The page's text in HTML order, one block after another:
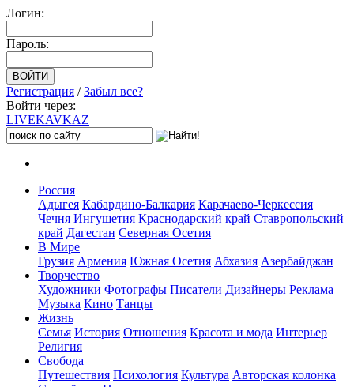
Логин:
Пароль:
Регистрация /Забыл все?
Войти через:
LIVEKAVKAZ
Россия
Адыгея Кабардино-Балкария Карачаево-Черкессия
Чечня Ингушетия Краснодарский край Ставропольский
край Дагестан Северная Осетия
В Мире
Грузия Армения Южная Осетия Абхазия Азербайджан
Творчество
Художники Фотографы Писатели Дизайнеры Реклама
Музыка Кино Танцы
Жизнь
Семья История Отношения Красота и мода Интерьер
Религия
Свобода
Путешествия Психология Культура Авторская колонка